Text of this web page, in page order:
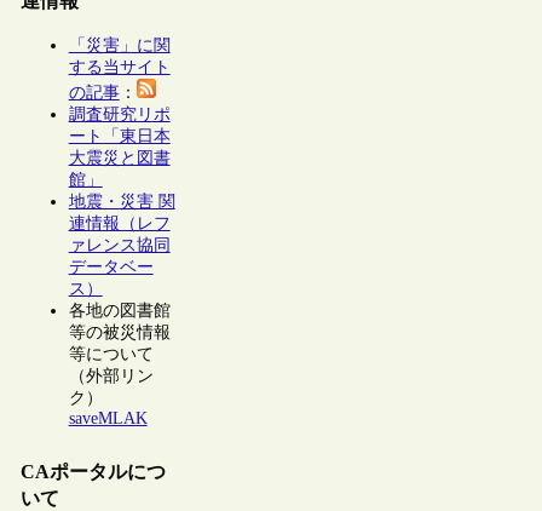
「災害」に関
する当サイト
の記事：
調査研究リポ
ート「東日本
大震災と図書
館」
地震・災害 関
連情報（レフ
ァレンス協同
データベー
ス）
各地の図書館
等の被災情報
等について
（外部リン
ク）
saveMLAK
CAポータルにつ
いて